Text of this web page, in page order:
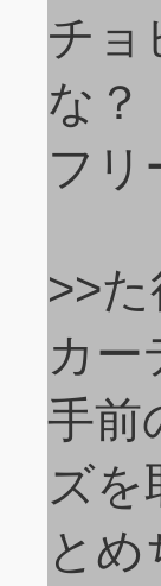
チョ
な？
フリ
>>
カー
手前
ズ
と